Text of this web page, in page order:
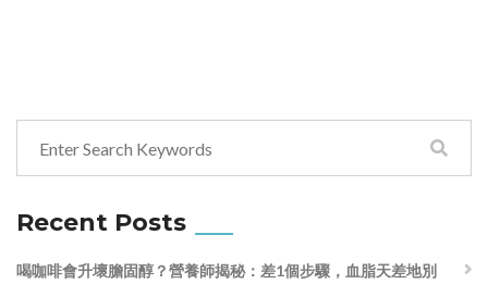
Recent Posts
喝咖啡會升壞膽固醇？營養師揭秘：差1個步驟，血脂天差地別